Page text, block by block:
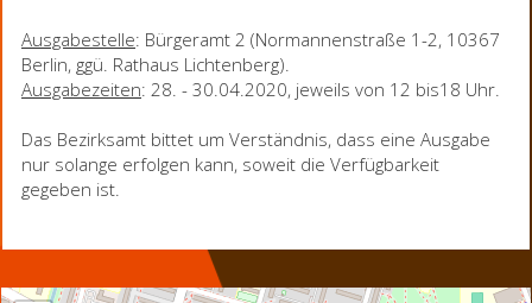
Ausgabestelle: Bürgeramt 2 (Normannenstraße 1-2, 10367
Berlin, ggü. Rathaus Lichtenberg).
Ausgabezeiten: 28. - 30.04.2020, jeweils von 12 bis18 Uhr.
Das Bezirksamt bittet um Verständnis, dass eine Ausgabe
nur solange erfolgen kann, soweit die Verfügbarkeit
gegeben ist.